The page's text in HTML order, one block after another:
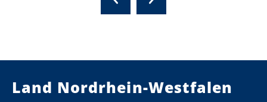
Land Nordrhein-Westfalen